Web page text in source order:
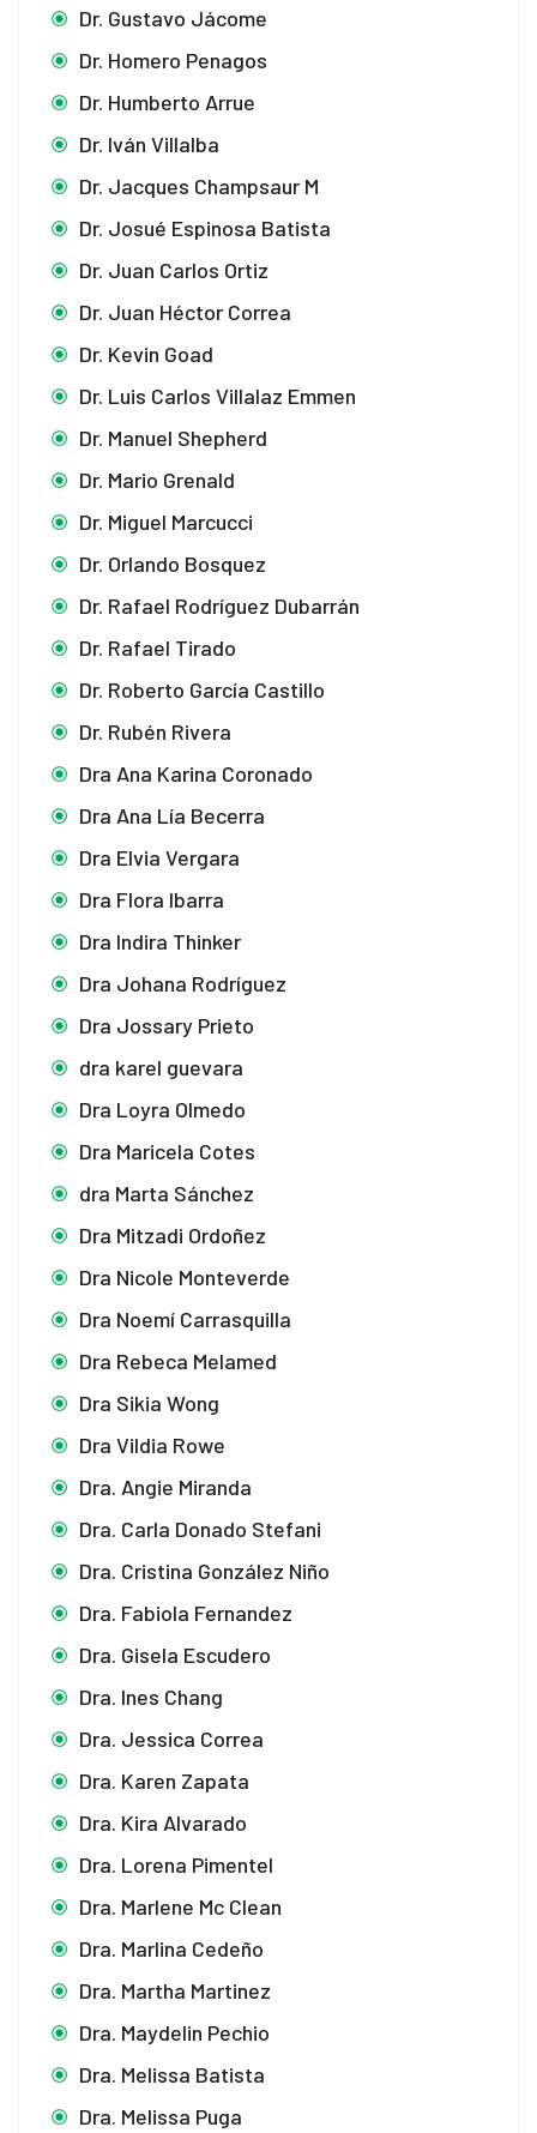
Dr. Gustavo Jácome
Dr. Homero Penagos
Dr. Humberto Arrue
Dr. Iván Villalba
Dr. Jacques Champsaur M
Dr. Josué Espinosa Batista
Dr. Juan Carlos Ortiz
Dr. Juan Héctor Correa
Dr. Kevin Goad
Dr. Luis Carlos Villalaz Emmen
Dr. Manuel Shepherd
Dr. Mario Grenald
Dr. Miguel Marcucci
Dr. Orlando Bosquez
Dr. Rafael Rodríguez Dubarrán
Dr. Rafael Tirado
Dr. Roberto García Castillo
Dr. Rubén Rivera
Dra Ana Karina Coronado
Dra Ana Lía Becerra
Dra Elvia Vergara
Dra Flora Ibarra
Dra Indira Thinker
Dra Johana Rodríguez
Dra Jossary Prieto
dra karel guevara
Dra Loyra Olmedo
Dra Maricela Cotes
dra Marta Sánchez
Dra Mitzadi Ordoñez
Dra Nicole Monteverde
Dra Noemí Carrasquilla
Dra Rebeca Melamed
Dra Sikia Wong
Dra Vildia Rowe
Dra. Angie Miranda
Dra. Carla Donado Stefani
Dra. Cristina González Niño
Dra. Fabiola Fernandez
Dra. Gisela Escudero
Dra. Ines Chang
Dra. Jessica Correa
Dra. Karen Zapata
Dra. Kira Alvarado
Dra. Lorena Pimentel
Dra. Marlene Mc Clean
Dra. Marlina Cedeño
Dra. Martha Martinez
Dra. Maydelin Pechio
Dra. Melissa Batista
Dra. Melissa Puga